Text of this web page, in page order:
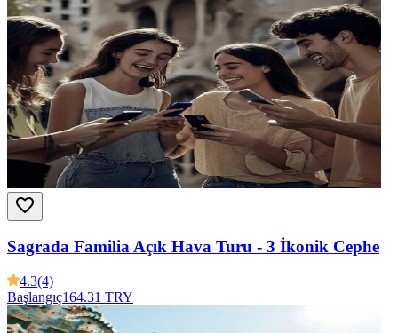
Sagrada Familia Açık Hava Turu - 3 İkonik Cephe
4.3(4)
Başlangıç164.31 TRY